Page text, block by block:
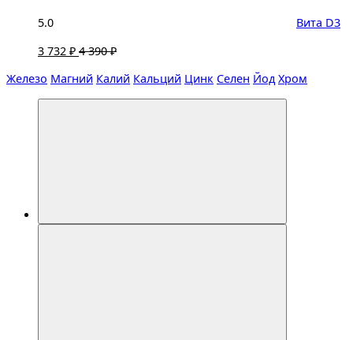
5.0
Вита D3
3 732 ₽ 4 390 ₽
Железо Магний Калий Кальций Цинк Селен Йод Хром